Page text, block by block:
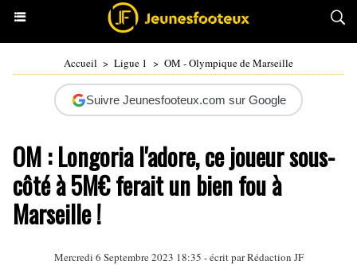
Accueil > Ligue 1 > OM - Olympique de Marseille
Suivre Jeunesfooteux.com sur Google
OM : Longoria l'adore, ce joueur sous-
côté à 5M€ ferait un bien fou à
Marseille !
Mercredi 6 Septembre 2023 18:35 - écrit par Rédaction JF